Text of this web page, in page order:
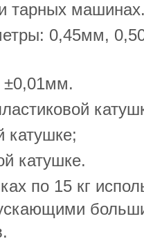
тарных
0,45мм,
±0,01мм.
катушке;
катушке.
по 15 кг